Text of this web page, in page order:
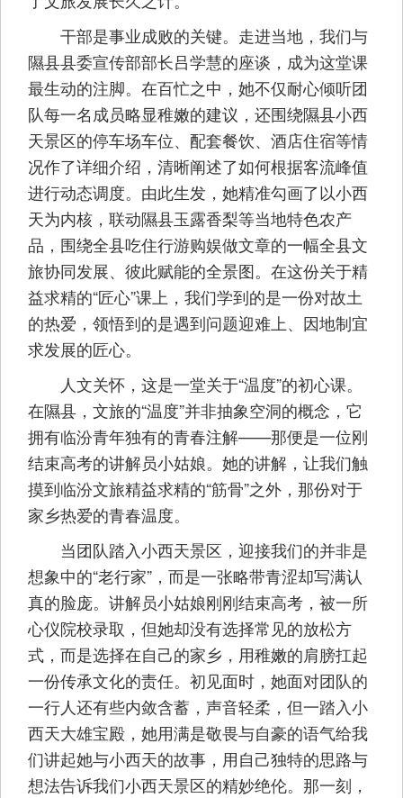
干部是事业成败的关键。走进当地，我们与
隰县县委宣传部部长吕学慧的座谈，成为这堂课
最生动的注脚。在百忙之中，她不仅耐心倾听团
队每一名成员略显稚嫩的建议，还围绕隰县小西
天景区的停车场车位、配套餐饮、酒店住宿等情
况作了详细介绍，清晰阐述了如何根据客流峰值
进行动态调度。由此生发，她精准勾画了以小西
天为内核，联动隰县玉露香梨等当地特色农产
品，围绕全县吃住行游购娱做文章的一幅全县文
旅协同发展、彼此赋能的全景图。在这份关于精
益求精的“匠心”课上，我们学到的是一份对故土
的热爱，领悟到的是遇到问题迎难上、因地制宜
求发展的匠心。
人文关怀，这是一堂关于“温度”的初心课。
在隰县，文旅的“温度”并非抽象空洞的概念，它
拥有临汾青年独有的青春注解——那便是一位刚
结束高考的讲解员小姑娘。她的讲解，让我们触
摸到临汾文旅精益求精的“筋骨”之外，那份对于
家乡热爱的青春温度。
当团队踏入小西天景区，迎接我们的并非是
想象中的“老行家”，而是一张略带青涩却写满认
真的脸庞。讲解员小姑娘刚刚结束高考，被一所
心仪院校录取，但她却没有选择常见的放松方
式，而是选择在自己的家乡，用稚嫩的肩膀扛起
一份传承文化的责任。初见面时，她面对团队的
一行人还有些内敛含蓄，声音轻柔，但一踏入小
西天大雄宝殿，她用满是敬畏与自豪的语气给我
们讲起她与小西天的故事，用自己独特的思路与
想法告诉我们小西天景区的精妙绝伦。那一刻，